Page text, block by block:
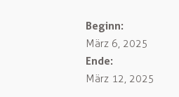
Beginn:
März 6, 2025
Ende:
März 12, 2025